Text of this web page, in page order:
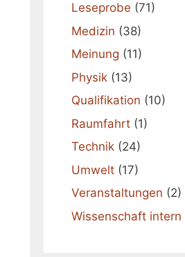
Leseprobe (71)
Medizin (38)
Meinung (11)
Physik (13)
Qualifikation (10)
Raumfahrt (1)
Technik (24)
Umwelt (17)
Veranstaltungen (2)
Wissenschaft intern